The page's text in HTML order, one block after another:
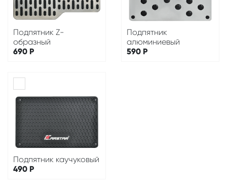
Подпятник Z-
образный
690 Р
Подпятник
алюминиевый
590 Р
Подпятник каучуковый
490 Р